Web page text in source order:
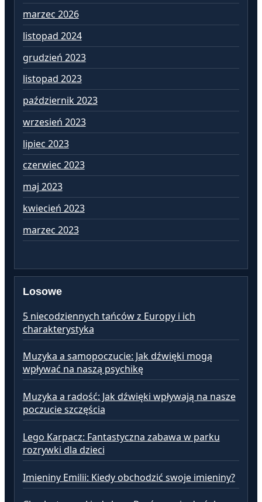
marzec 2026
listopad 2024
grudzień 2023
listopad 2023
październik 2023
wrzesień 2023
lipiec 2023
czerwiec 2023
maj 2023
kwiecień 2023
marzec 2023
Losowe
5 niecodziennych tańców z Europy i ich
charakterystyka
Muzyka a samopoczucie: Jak dźwięki mogą
wpływać na naszą psychikę
Muzyka a radość: Jak dźwięki wpływają na nasze
poczucie szczęścia
Lego Karpacz: Fantastyczna zabawa w parku
rozrywki dla dzieci
Imieniny Emilii: Kiedy obchodzić swoje imieniny?